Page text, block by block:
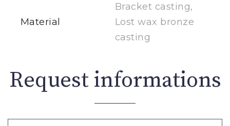
Material
Bracket casting,
Lost wax bronze
casting
Request informations